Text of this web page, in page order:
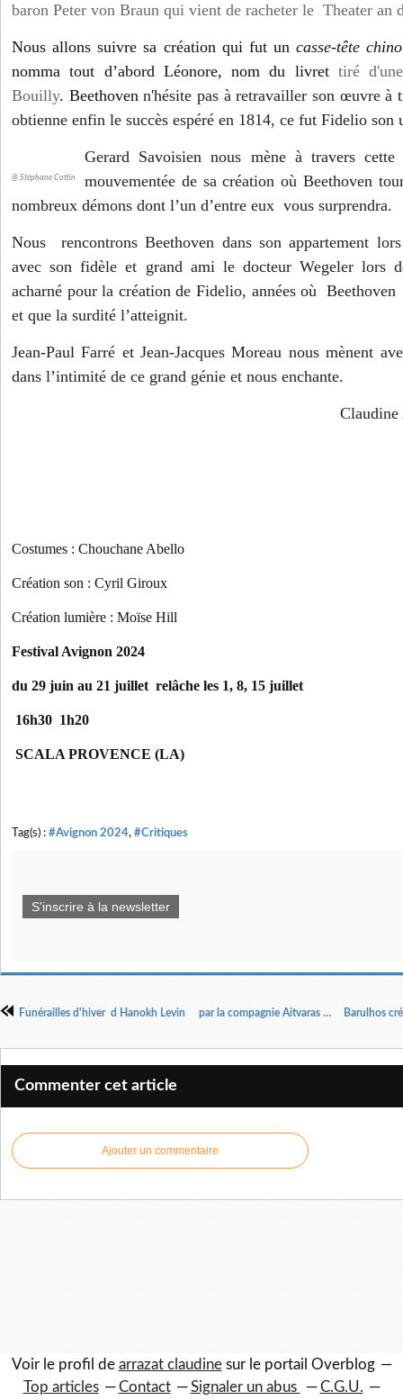
baron Peter von Braun qui vient de racheter le Theater
Nous allons suivre sa création qui fut uncasse-tête
nomma tout d’abord Léonore, nom du livret tiré
Bouilly. Beethovenn'hésite pas à retravailler son œuvre à
obtienne enfin le succès espéré en 1814, ce fut Fidelio son
@ Stéphane Cottin
Gerard Savoisien nous mène à travers
mouvementée de sa création où Beethoven
nombreux démons dont l’un d’entre eux vous surprendra.
Nous rencontrons Beethoven dans son appartement
avec son fidèle et grand ami le docteur Wegeler lors
acharné pour la création de Fidelio, années où
et que la surdité l’atteignit.
Jean-Paul Farré et Jean-Jacques Moreau nous mènent
dans l’intimité de ce grand génie et nous enchante.
Claudine
Costumes : Chouchane Abello
Création son : Cyril Giroux
Création lumière : Moïse Hill
Festival Avignon 2024
du 29 juin au 21 juillet relâche les 1, 8, 15 juillet
16h30 1h20
SCALA PROVENCE (LA)
Tag(s) : #Avignon 2024, #Critiques
S'inscrire à la newsletter
Funérailles d'hiver d Hanokh Levin par la compagnie Aitvaras Mise en scène : Arno Leon
Commenter cet article
Ajouter un commentaire
Voir le profil de arrazat claudinesur le portail Overblog
Top articles
Contact Signaler un abus C.G.U.